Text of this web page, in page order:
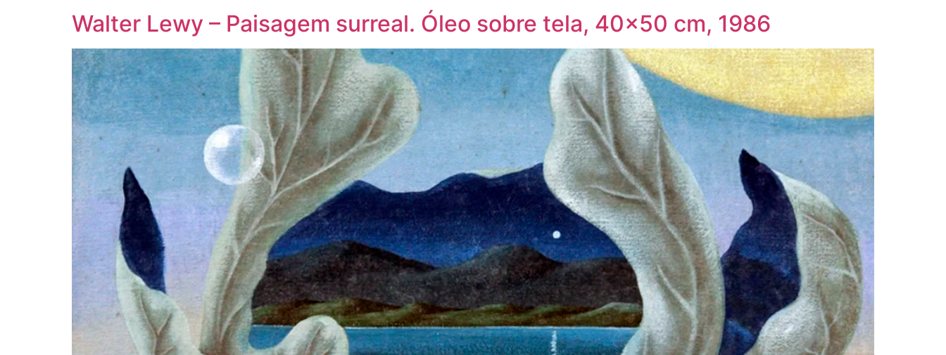
Walter Lewy – Paisagem surreal. Óleo sobre tela, 40×50 cm, 1986